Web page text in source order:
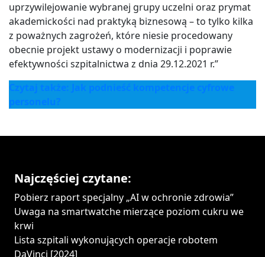
uprzywilejowanie wybranej grupy uczelni oraz prymat
akademickości nad praktyką biznesową – to tylko kilka
z poważnych zagrożeń, które niesie procedowany
obecnie projekt ustawy o modernizacji i poprawie
efektywności szpitalnictwa z dnia 29.12.2021 r.”
Czytaj także: Jak podnieść kompetencje cyfrowe
personelu?
Najczęściej czytane:
Pobierz raport specjalny „AI w ochronie zdrowia”
Uwaga na smartwatche mierzące poziom cukru we
krwi
Lista szpitali wykonujących operacje robotem
DaVinci [2024]